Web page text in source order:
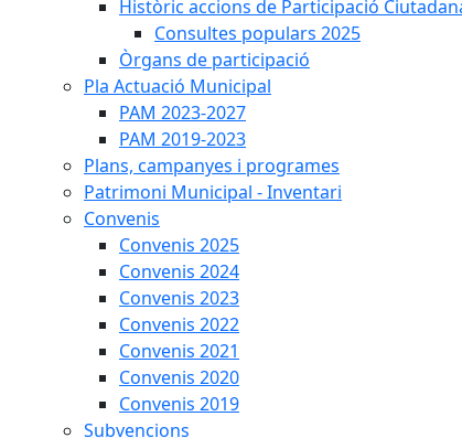
Històric accions de Participació
Consultes populars 2025
Òrgans de participació
Pla Actuació Municipal
PAM 2023-2027
PAM 2019-2023
Plans, campanyes i programes
Patrimoni Municipal - Inventari
Convenis
Convenis 2025
Convenis 2024
Convenis 2023
Convenis 2022
Convenis 2021
Convenis 2020
Convenis 2019
Subvencions